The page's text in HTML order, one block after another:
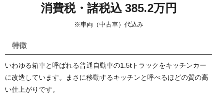
消費税・諸税込 385.2万円
※車両（中古車）代込み
特徴
いわゆる箱車と呼ばれる普通自動車の1.5tトラックをキッチンカー
に改造しています。まさに移動するキッチンと呼べるほどの質の高
い仕上がりです。